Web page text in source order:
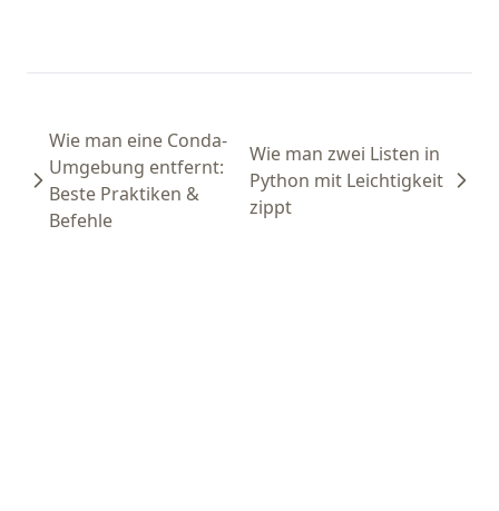
Wie man eine Conda-
Umgebung entfernt:
Beste Praktiken &
Befehle
Wie man zwei Listen in
Python mit Leichtigkeit
zippt